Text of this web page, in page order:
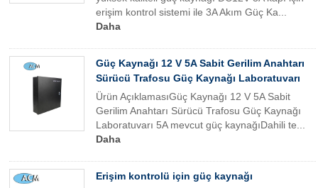
erişim kontrol sistemi ile 3A Akım Güç Ka...
Daha
Güç Kaynağı 12 V 5A Sabit Gerilim Anahtarı
Sürücü Trafosu Güç Kaynağı Laboratuvarı
Ürün AçıklamasıGüç Kaynağı 12 V 5A Sabit
Gerilim Anahtarı Sürücü Trafosu Güç Kaynağı
Laboratuvarı 5A mevcut güç kaynağıDahili te...
Daha
Erişim kontrolü için güç kaynağı